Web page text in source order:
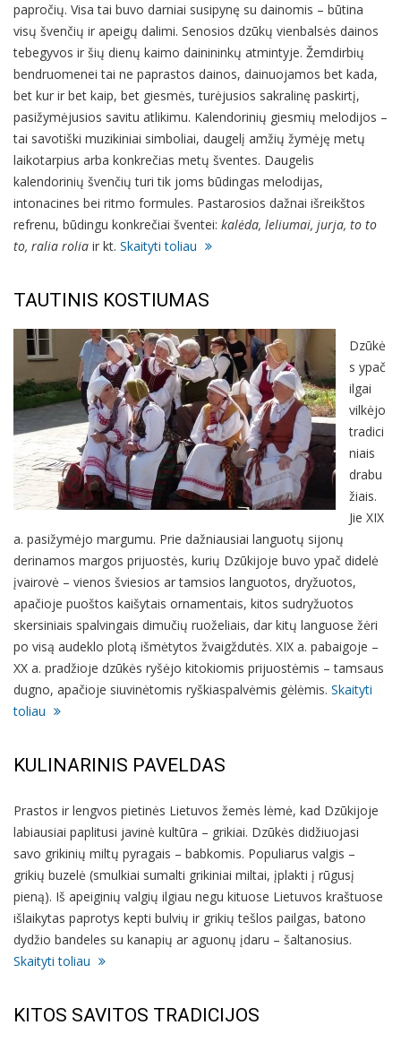
papročių. Visa tai buvo darniai susipynę su dainomis – būtina
visų švenčių ir apeigų dalimi. Senosios dzūkų vienbalsės dainos
tebegyvos ir šių dienų kaimo dainininkų atmintyje. Žemdirbių
bendruomenei tai ne paprastos dainos, dainuojamos bet kada,
bet kur ir bet kaip, bet giesmės, turėjusios sakralinę paskirtį,
pasižymėjusios savitu atlikimu. Kalendorinių giesmių melodijos –
tai savotiški muzikiniai simboliai, daugelį amžių žymėję metų
laikotarpius arba konkrečias metų šventes. Daugelis
kalendorinių švenčių turi tik joms būdingas melodijas,
intonacines bei ritmo formules. Pastarosios dažnai išreikštos
refrenu, būdingu konkrečiai šventei: kalėda, leliumai, jurja, to to
to, ralia rolia ir kt. Skaityti toliau
TAUTINIS KOSTIUMAS
Dzūkė
s ypač
ilgai
vilkėjo
tradici
niais
drabu
žiais.
Jie XIX
a. pasižymėjo margumu. Prie dažniausiai languotų sijonų
derinamos margos prijuostės, kurių Dzūkijoje buvo ypač didelė
įvairovė – vienos šviesios ar tamsios languotos, dryžuotos,
apačioje puoštos kaišytais ornamentais, kitos sudryžuotos
skersiniais spalvingais dimučių ruoželiais, dar kitų languose žėri
po visą audeklo plotą išmėtytos žvaigždutės. XIX a. pabaigoje –
XX a. pradžioje dzūkės ryšėjo kitokiomis prijuostėmis – tamsaus
dugno, apačioje siuvinėtomis ryškiaspalvėmis gėlėmis. Skaityti
toliau
KULINARINIS PAVELDAS
Prastos ir lengvos pietinės Lietuvos žemės lėmė, kad Dzūkijoje
labiausiai paplitusi javinė kultūra – grikiai. Dzūkės didžiuojasi
savo grikinių miltų pyragais – babkomis. Populiarus valgis –
grikių buzelė (smulkiai sumalti grikiniai miltai, įplakti į rūgusį
pieną). Iš apeiginių valgių ilgiau negu kituose Lietuvos kraštuose
išlaikytas paprotys kepti bulvių ir grikių tešlos pailgas, batono
dydžio bandeles su kanapių ar aguonų įdaru – šaltanosius.
Skaityti toliau
KITOS SAVITOS TRADICIJOS